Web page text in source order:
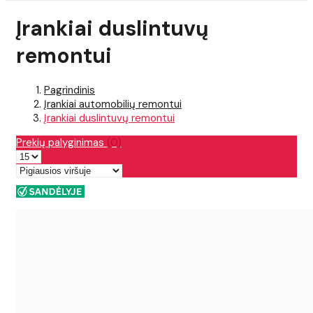
Įrankiai duslintuvų
remontui
Pagrindinis
Įrankiai automobilių remontui
Įrankiai duslintuvų remontui
Prekių palyginimas (0)